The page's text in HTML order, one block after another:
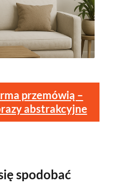
przemówią –
abstrakcyjne
spodobać